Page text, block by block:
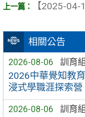
相關公告
2026-08-06 訓育組
2026中華覺知教
浸式學職涯探索營
2026-08-06 訓育組
【2025-04-